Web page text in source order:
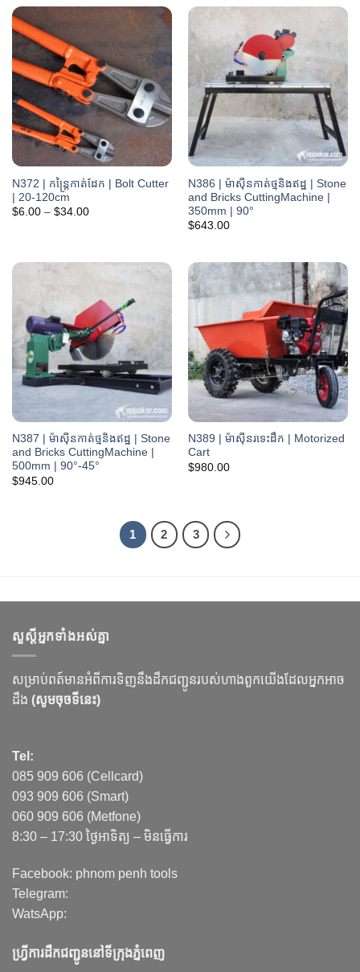
N372 | កន្ត្រៃកាត់ដែក | Bolt Cutter
| 20-120cm
$6.00 – $34.00Price
N386 | ម៉ាស៊ីនកាត់ថ្មនិងឥដ្ឋ | Stone
and Bricks CuttingMachine |
350mm | 90°
$643.00
N387 | ម៉ាស៊ីនកាត់ថ្មនិងឥដ្ឋ | Stone
and Bricks CuttingMachine |
500mm | 90°-45°
$945.00
N389 | ម៉ាស៊ីនរទេះដឹក | Motorized
Cart
$980.00
1 2 3
សួស្ដីអ្នកទាំងអស់គ្នា
សម្រាប់ពត៍មានអំពីការទិញនឹងដឹកជញ្ជូនរបស់ហាងពួកយើងដែលអ្នកអាច
ដឹង (សូមចុចទីនេះ)
Tel:
085 909 606 (Cellcard)
093 909 606 (Smart)
060 909 606 (Metfone)
8:30 – 17:30 ថ្ងៃអាទិត្យ – មិនធ្វើការ
Facebook: phnom penh tools
Telegram:
WatsApp:
ហ្វ្រីការដឹកជញ្ជូននៅទីក្រុងភ្នំពេញ